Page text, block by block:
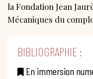
la Fondation Jean
Mécaniques du
BIBLIOGRAPHIE :
En immersion